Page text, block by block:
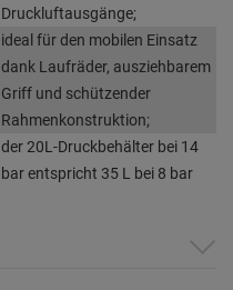
Druckluftausgänge;
ideal für den mobilen Einsatz
dank Laufräder, ausziehbarem
Griff und schützender
Rahmenkonstruktion;
der 20L-Druckbehälter bei 14
bar entspricht 35 L bei 8 bar